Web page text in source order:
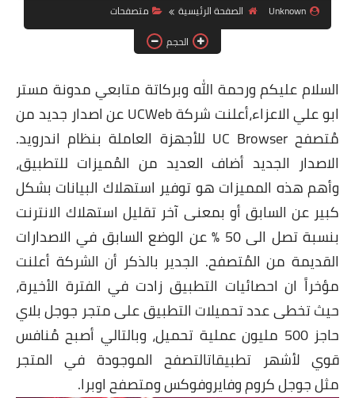
ويندوز 8.1
ويندوز 7
ويندوز xp
اندرويد
ايفون
العاب
مراجعات
الربح من الانترنت
الحماية
Unknown الصفحة الرئيسية
متصفحات
الحجم
السلام عليكم ورحمة الله وبركاتة متابعي مدونة مستر
ابو علي الاعزاء،
أعلنت شركة UCWeb عن اصدار جديد من
مُتصفح UC Browser للأجهزة العاملة بنظام
اندرويد.
الاصدار الجديد أضاف العديد من المُميزات للتطبيق،
وأهم هذه المميزات هو توفير استهلاك البيانات بشكل
كبير عن السابق أو بمعنى آخر تقليل استهلاك الانترنت
بنسبة تصل الى 50 % عن الوضع السابق في الاصدارات
القديمة من المُتصفح. الجدير بالذكر أن الشركة أعلنت
مؤخراً ان احصائيات التطبيق زادت في الفترة الأخيرة،
حيث تخطى عدد تحميلات التطبيق على متجر جوجلبلاي
حاجز 500 مليون عملية تحميل، وبالتالي أصبح مُنافس
قوي لأشهر تطبيقاتالتصفح الموجودة في المتجر
مثلجوجل كروموفايروفوكسومتصفحاوبرا.